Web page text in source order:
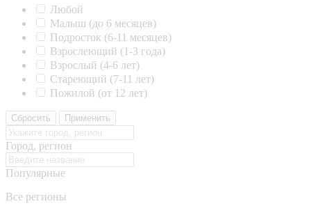
Любой
Малыш (до 6 месяцев)
Подросток (6-11 месяцев)
Взрослеющий (1-3 года)
Взрослый (4-6 лет)
Стареющий (7-11 лет)
Пожилой (от 12 лет)
Сбросить Применить
Город, регион
Популярные
Все регионы